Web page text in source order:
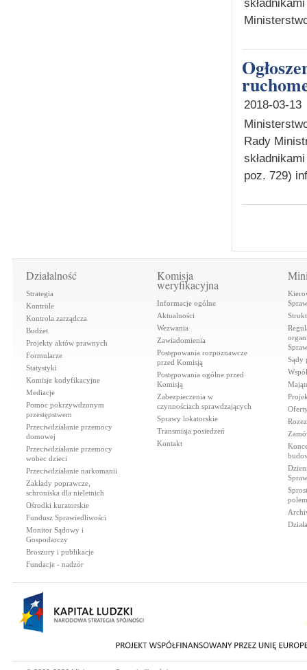
Ogłoszenie o nieodpłatnym przekazaniu majątku
2018-03-13
Rady
poz. 729)
Działalność
Strategia
Kontrole
Kontrola zarządcza
Budżet
Projekty aktów prawnych
Formularze
Statystyki
Komisje kodyfikacyjne
Mediacje
Pomoc pokrzywdzonym
przestępstwem
Przeciwdziałanie przemocy
domowej
Przeciwdziałanie przemocy
wobec dzieci
Przeciwdziałanie narkomanii
Zakłady poprawcze,
schroniska dla nieletnich
Ośrodki kuratorskie
Fundusz Sprawiedliwości
Monitor Sądowy i
Gospodarczy
Broszury i publikacje
Fundacje - nadzór
Komisja
weryfikacyjna
Informacje ogólne
Aktualności
Wezwania
Zawiadomienia
Postępowania rozpoznawcze
przed Komisją
Postępowania ogólne przed
Komisją
Zabezpieczenia w
czynnościach sprawdzających
Sprawy lokatorskie
Transmisja posiedzeń
Kontakt
Sądy